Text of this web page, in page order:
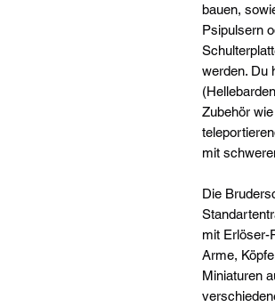
bauen,
Psipulsern
werden. Du
Zubehör
mit
Die
mit Erlöser-
Arme,
Miniaturen